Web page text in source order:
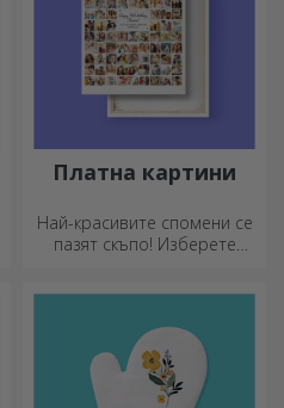
Платна картини
Най-красивите спомени се
пазят скъпо! Изберете